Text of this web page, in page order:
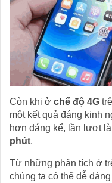
Còn khi ở chế độ 4G
một kết quả đáng kinh
hơn đáng kể, lần lượt là
phút.
Từ những phân tích ở
chúng ta có thể dễ